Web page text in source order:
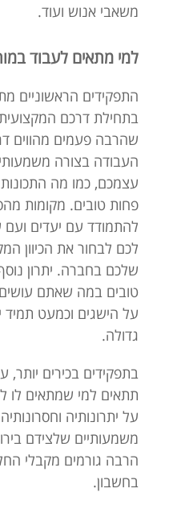
משאבי אנוש ועוד.
למי מתאים לעבוד
התפקידים הראשוניים
בתחילת דרכם
שהרבה פעמים מהווים
העבודה בצורה
עצמכם, כמו מה
פחות טובים. מקומות
להתמודד עם יעדים ועם
לכם לבחור את הכיוון
שלכם בחברה. יתרון
טובים במה שאתם
על הישגים וכמעט
גדולה.
בתפקידים בכירים יותר,
תתאים למי שמתאים לו
על יתרונותיה
משמעותיים שלצידם
הרבה גורמים מקבלי
בחשבון.